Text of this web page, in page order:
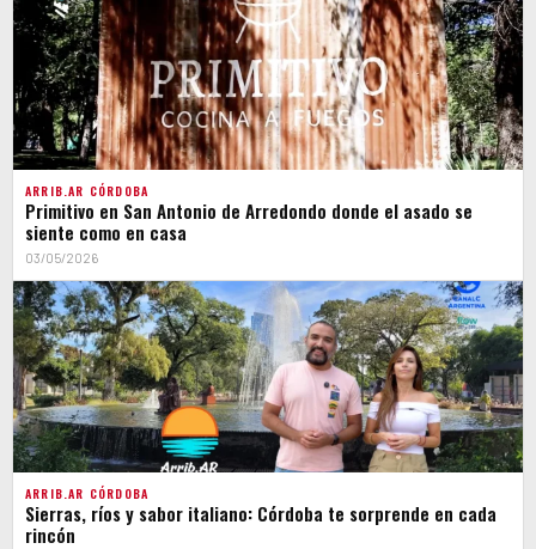
ARRIB.AR CÓRDOBA
Primitivo en San Antonio de Arredondo donde el asado se
siente como en casa
03/05/2026
ARRIB.AR CÓRDOBA
Sierras, ríos y sabor italiano: Córdoba te sorprende en cada
rincón